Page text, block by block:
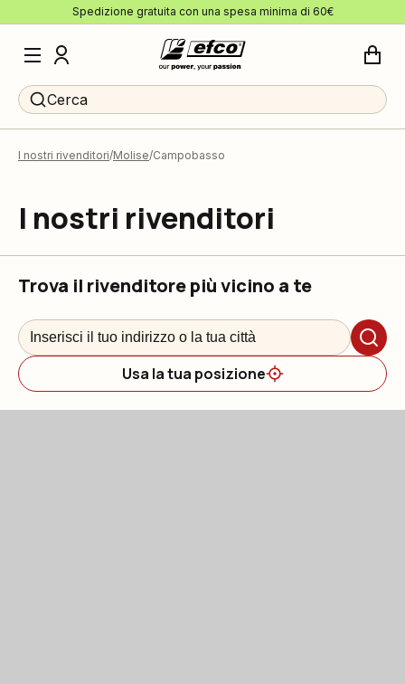
Spedizione gratuita con una spesa minima di 60€
Cerca
I nostri rivenditori Molise Campobasso
I nostri rivenditori
Trova il rivenditore più vicino a te
Usa la tua posizione